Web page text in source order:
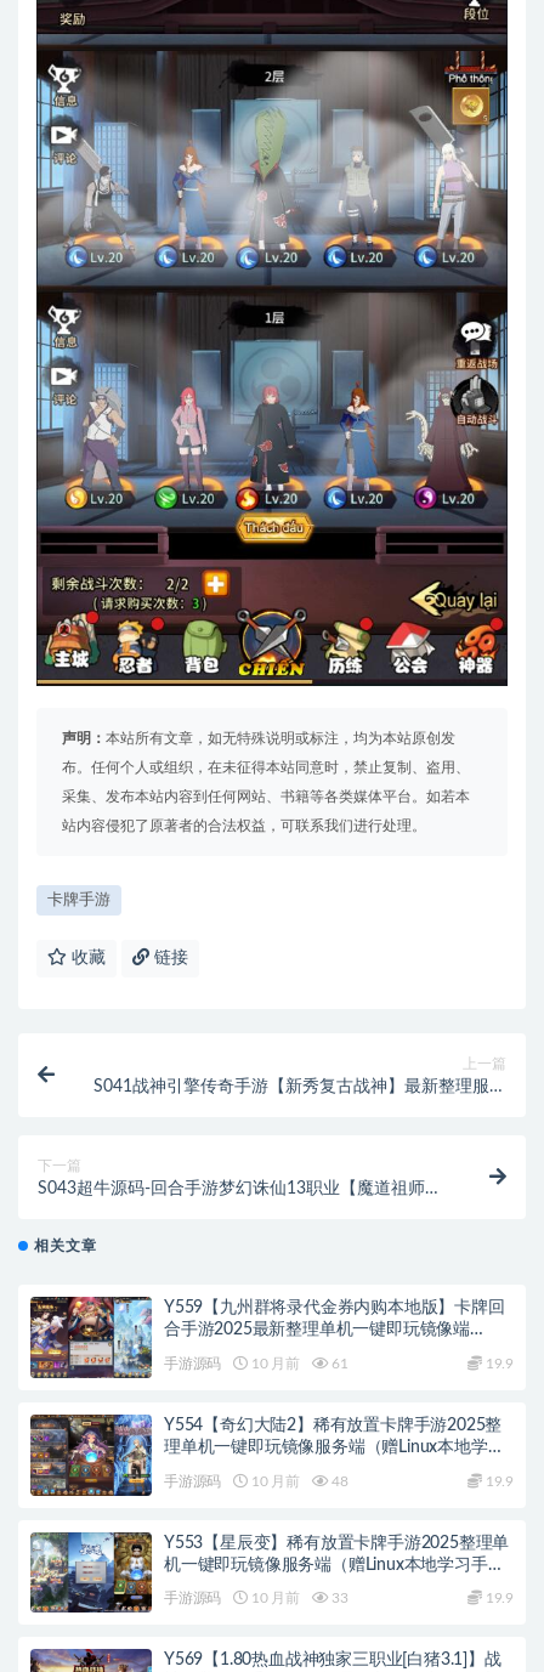
声明： 本站所有文章，如无特殊说明或标注，均为本站原创发
布。任何个人或组织，在未征得本站同意时，禁止复制、盗用、
采集、发布本站内容到任何网站、书籍等各类媒体平台。如若本
站内容侵犯了原著者的合法权益，可联系我们进行处理。
卡牌手游
收藏 链接
上一篇
S041战神引擎传奇手游【新秀复古战神】最新整理服务
下一篇
S043超牛源码-回合手游梦幻诛仙13职业【魔道祖师】
相关文章
Y559【九州群将录代金券内购本地版】卡牌回
合手游2025最新整理单机一键即玩镜像端
+Linux手工服务端+本地资源包+GM授权后台
+教程
手游源码 10 月前 61 19.9
Y554【奇幻大陆2】稀有放置卡牌手游2025整
理单机一键即玩镜像服务端（赠Linux本地学习
手游源码 10 月前 48 19.9
Y553【星辰变】稀有放置卡牌手游2025整理单
机一键即玩镜像服务端（赠Linux本地学习手工
手游源码 10 月前 33 19.9
Y569【1.80热血战神独家三职业[白猪3.1]】战